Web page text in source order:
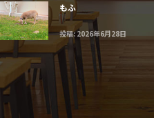
もふ
投稿: 2026年6月28日